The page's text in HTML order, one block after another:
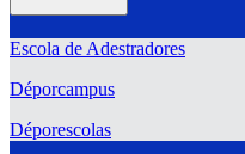
Escola de Adestradores
Déporcampus
Déporescolas